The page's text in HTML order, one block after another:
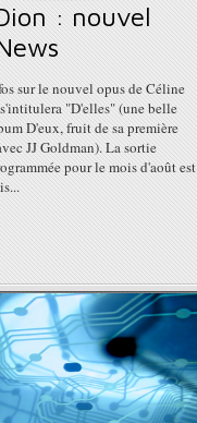
: nouvel
sur le nouvel opus de Céline
"D'elles" (une belle
D'eux, fruit de sa première
JJ Goldman). La sortie
pour le mois d'août est